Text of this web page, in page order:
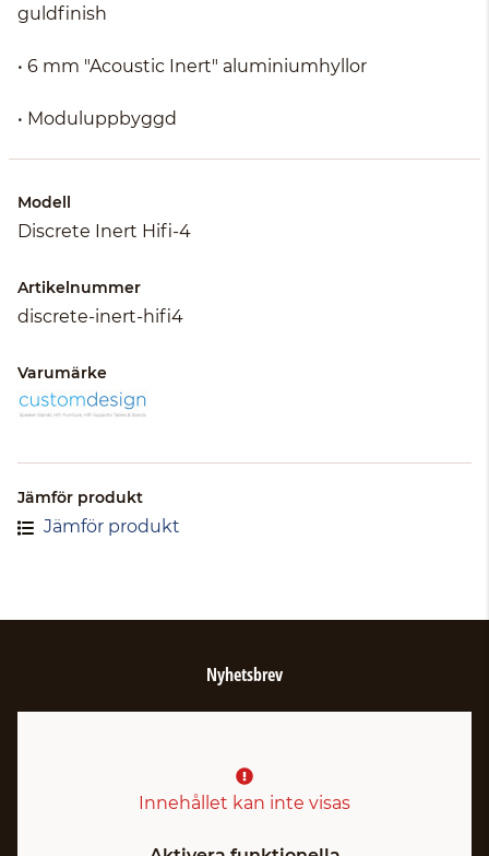
guldfinish
• 6 mm "Acoustic Inert" aluminiumhyllor
• Moduluppbyggd
Modell
Discrete Inert Hifi-4
Artikelnummer
discrete-inert-hifi4
Varumärke
Jämför produkt
Jämför produkt
Nyhetsbrev
Innehållet kan inte visas